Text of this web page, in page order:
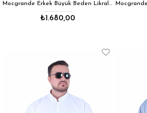
Mocgrande Erkek Büyük Beden Likralı Poplin Gömlek 11354 MAVI
₺1.680,00